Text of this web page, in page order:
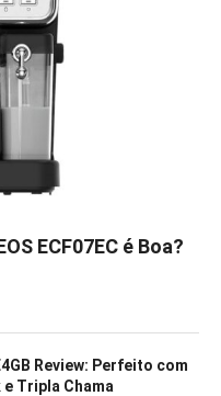
ECF07EC é Boa?
Review: Perfeito com
Tripla Chama